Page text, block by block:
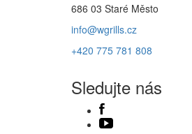
686 03 Staré Město
info@wgrills.cz
+420 775 781 808
Sledujte nás